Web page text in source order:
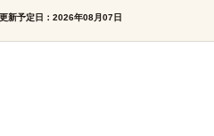
新予定日：2026年08月07日